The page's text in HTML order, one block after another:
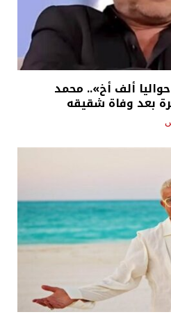
ألف أخ».. محمد
بعد وفاة شقيقه